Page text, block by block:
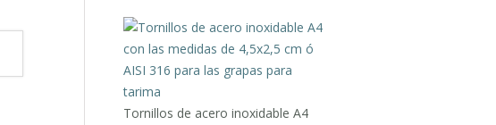
Tornillos de acero inoxidable A4